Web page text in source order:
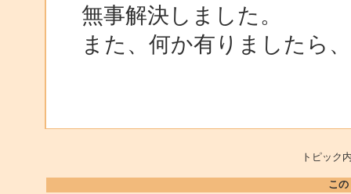
無事解決しました。
また、何か有りましたら
トピッ
こ